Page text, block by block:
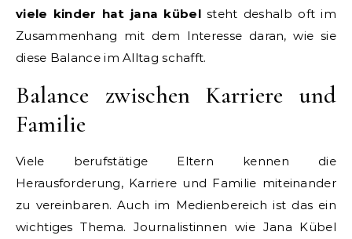
viele kinder hat jana kübelsteht deshalb oft im
Zusammenhang mit dem Interesse daran, wie sie
diese Balance im Alltag schafft.
Balance zwischen Karriere und
Familie
Viele berufstätige Eltern kennen die
Herausforderung, Karriere und Familie miteinander
zu vereinbaren. Auch im Medienbereich ist das ein
wichtiges Thema. Journalistinnen wie Jana Kübel